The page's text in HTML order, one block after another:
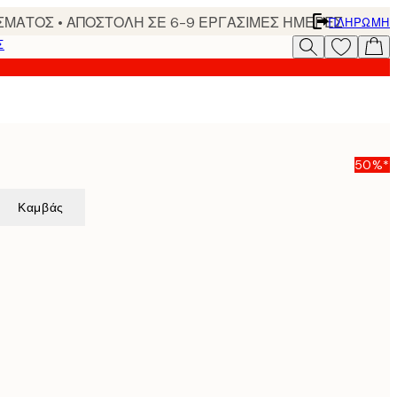
• ΑΠΟΣΤΟΛΗ ΣΕ 6-9 ΕΡΓΑΣΙΜΕΣ ΗΜΕΡΕΣΠΛΗΡΩΜΉ
50%*
Καμβάς